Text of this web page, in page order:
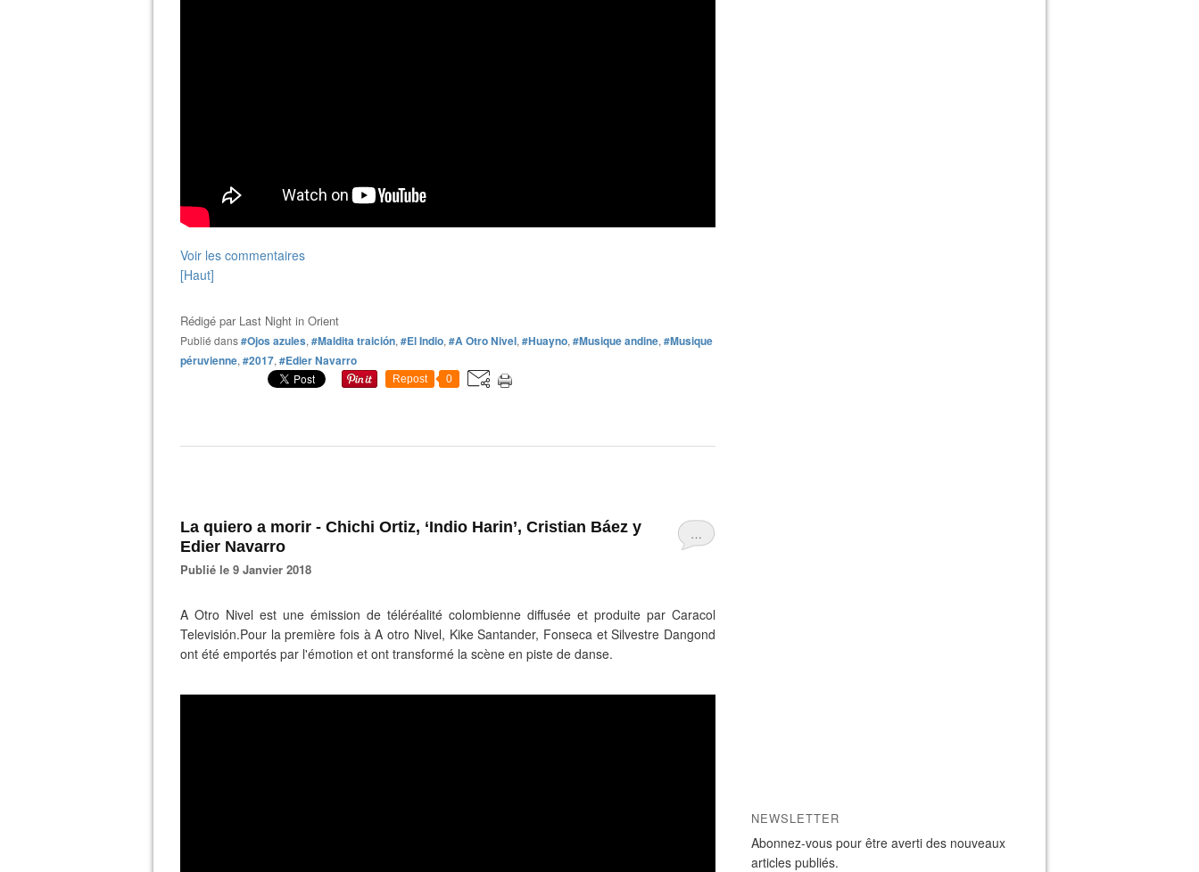
Voir les commentaires
[Haut]
Rédigé par Last Night in Orient
Publié dans#Ojos azules, #Maldita traición, #El Indio, #A Otro Nivel, #Huayno, #Musique andine, #Musique
péruvienne, #2017, #Edier Navarro
Repost 0
…
La quiero a morir - Chichi Ortiz, ‘Indio Harin’, Cristian Báez y
Edier Navarro
Publié le 9 Janvier 2018
A Otro Nivel est une émission de téléréalité colombienne diffusée et produite par Caracol
Televisión.Pour la première fois à A otro Nivel, Kike Santander, Fonseca et Silvestre Dangond
ont été emportés par l'émotion et ont transformé la scène en piste de danse.
NEWSLETTER
Abonnez-vous pour être averti des nouveaux
articles publiés.